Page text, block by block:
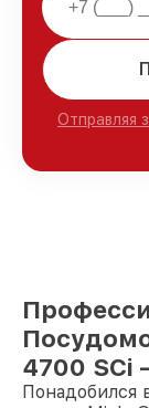
Отправляя
4700 SCi
Понадобился